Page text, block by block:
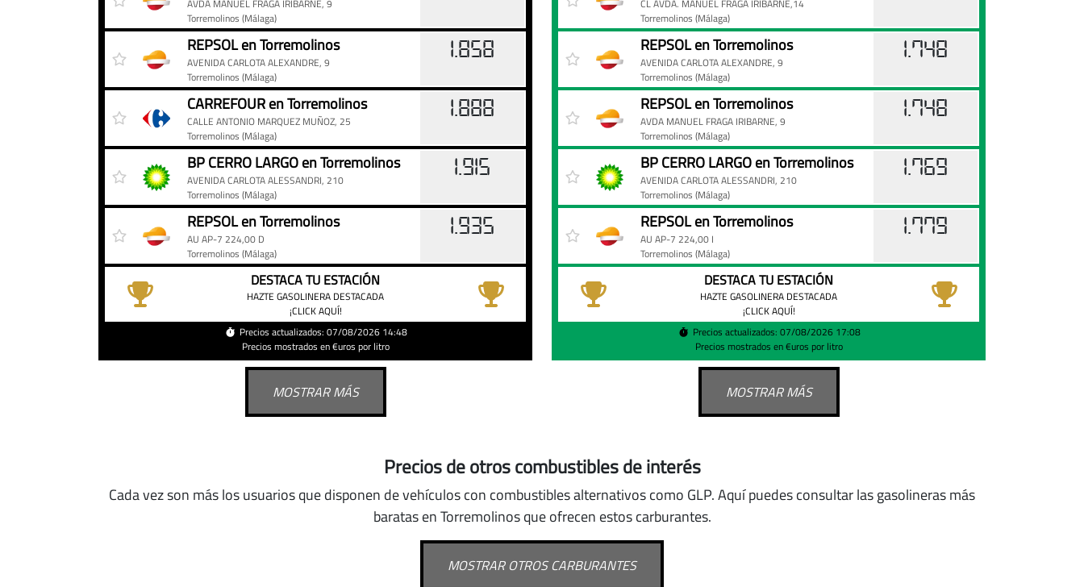
AVDA MANUEL FRAGA IRIBARNE, 9
Torremolinos (Málaga)
REPSOL en Torremolinos
AVENIDA CARLOTA ALEXANDRE, 9
Torremolinos (Málaga)
1.858
CARREFOUR en Torremolinos
CALLE ANTONIO MARQUEZ MUÑOZ, 25
Torremolinos (Málaga)
1.888
BP CERRO LARGO en Torremolinos
AVENIDA CARLOTA ALESSANDRI, 210
Torremolinos (Málaga)
1.915
REPSOL en Torremolinos
AU AP-7 224,00 D
Torremolinos (Málaga)
1.935
DESTACA TU ESTACIÓN
HAZTE GASOLINERA DESTACADA
¡CLICK AQUÍ!
Precios actualizados: 07/08/2026 14:48
Precios mostrados en €uros por litro
MOSTRAR MÁS
CL AVDA. MANUEL FRAGA IRIBARNE,14
Torremolinos (Málaga)
REPSOL en Torremolinos
AVENIDA CARLOTA ALEXANDRE, 9
Torremolinos (Málaga)
1.748
REPSOL en Torremolinos
AVDA MANUEL FRAGA IRIBARNE, 9
Torremolinos (Málaga)
1.748
BP CERRO LARGO en Torremolinos
AVENIDA CARLOTA ALESSANDRI, 210
Torremolinos (Málaga)
1.769
REPSOL en Torremolinos
AU AP-7 224,00 I
Torremolinos (Málaga)
1.779
DESTACA TU ESTACIÓN
HAZTE GASOLINERA DESTACADA
¡CLICK AQUÍ!
Precios actualizados: 07/08/2026 17:08
Precios mostrados en €uros por litro
MOSTRAR MÁS
Precios de otros combustibles de interés
Cada vez son más los usuarios que disponen de vehículos con combustibles alternativos como GLP. Aquí puedes consultar las gasolineras más
baratas en Torremolinos que ofrecen estos carburantes.
MOSTRAR OTROS CARBURANTES